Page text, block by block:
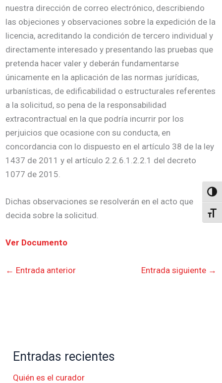
nuestra dirección de correo electrónico, describiendo
las objeciones y observaciones sobre la expedición de la
licencia, acreditando la condición de tercero individual y
directamente interesado y presentando las pruebas que
pretenda hacer valer y deberán fundamentarse
únicamente en la aplicación de las normas jurídicas,
urbanísticas, de edificabilidad o estructurales referentes
a la solicitud, so pena de la responsabilidad
extracontractual en la que podría incurrir por los
perjuicios que ocasione con su conducta, en
concordancia con lo dispuesto en el artículo 38 de la ley
1437 de 2011 y el artículo 2.2.6.1.2.2.1 del decreto
1077 de 2015.
Dichas observaciones se resolverán en el acto que
decida sobre la solicitud.
Ver Documento
← Entrada anterior Entrada siguiente →
Entradas recientes
Quién es el curador